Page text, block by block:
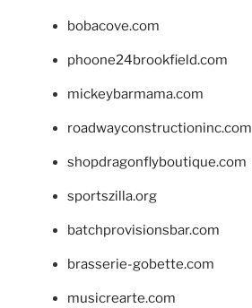
bobacove.com
phoone24brookfield.com
mickeybarmama.com
roadwayconstructioninc.com
shopdragonflyboutique.com
sportszilla.org
batchprovisionsbar.com
brasserie-gobette.com
musicrearte.com